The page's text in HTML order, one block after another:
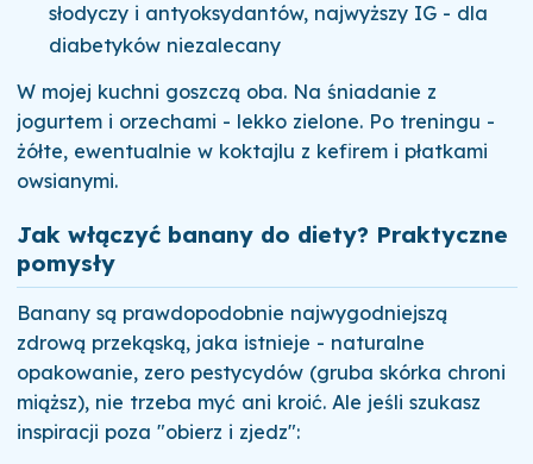
słodyczy i antyoksydantów, najwyższy IG - dla
diabetyków niezalecany
W mojej kuchni goszczą oba. Na śniadanie z
jogurtem i orzechami - lekko zielone. Po treningu -
żółte, ewentualnie w koktajlu z kefirem i płatkami
owsianymi.
Jak włączyć banany do diety? Praktyczne
pomysły
Banany są prawdopodobnie najwygodniejszą
zdrową przekąską, jaka istnieje - naturalne
opakowanie, zero pestycydów (gruba skórka chroni
miąższ), nie trzeba myć ani kroić. Ale jeśli szukasz
inspiracji poza "obierz i zjedz":